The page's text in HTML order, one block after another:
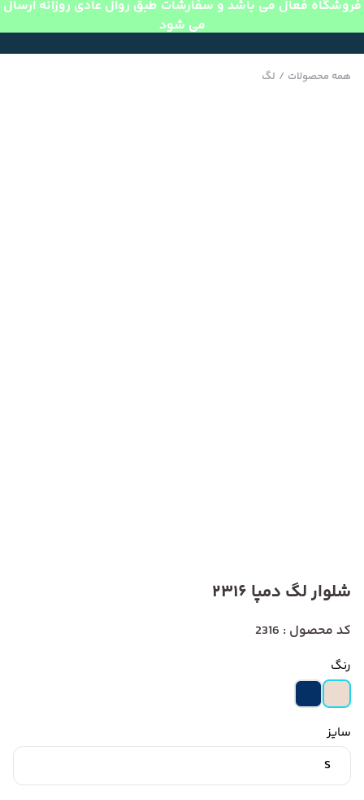
فروشگاه فعال می باشد و سفارشات طبق روال عادی روزانه ارسال
می شود
همه محصولات / لگ
شلوار لگ دمپا 2316
کد محصول : 2316
رنگ
سایز
S